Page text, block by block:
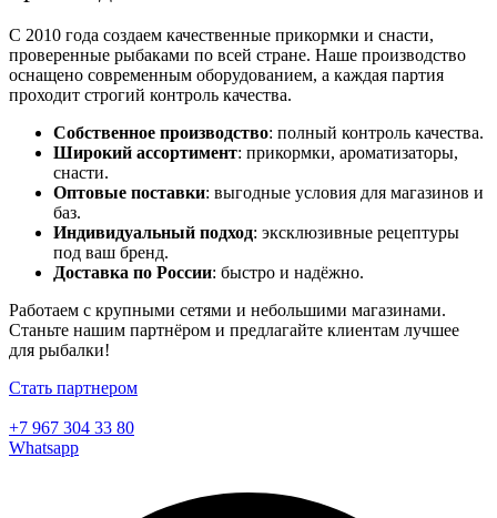
С 2010 года создаем качественные прикормки и снасти,
проверенные рыбаками по всей стране. Наше производство
оснащено современным оборудованием, а каждая партия
проходит строгий контроль качества.
Собственное производство: полный контроль качества.
Широкий ассортимент: прикормки, ароматизаторы,
снасти.
Оптовые поставки: выгодные условия для магазинов и
баз.
Индивидуальный подход: эксклюзивные рецептуры
под ваш бренд.
Доставка по России: быстро и надёжно.
Работаем с крупными сетями и небольшими магазинами.
Станьте нашим партнёром и предлагайте клиентам лучшее
для рыбалки!
Стать партнером
+7 967 304 33 80
Whatsapp